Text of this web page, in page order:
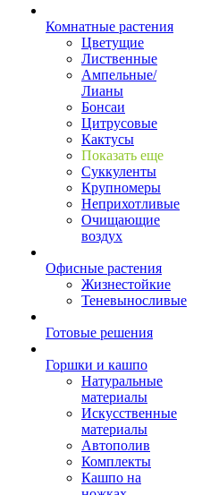
Комнатные растения
Цветущие
Лиственные
Ампельные/
Лианы
Бонсаи
Цитрусовые
Кактусы
Показать еще
Суккуленты
Крупномеры
Неприхотливые
Очищающие
воздух
Офисные растения
Жизнестойкие
Теневыносливые
Готовые решения
Горшки и кашпо
Натуральные
материалы
Искусственные
материалы
Автополив
Комплекты
Кашпо на